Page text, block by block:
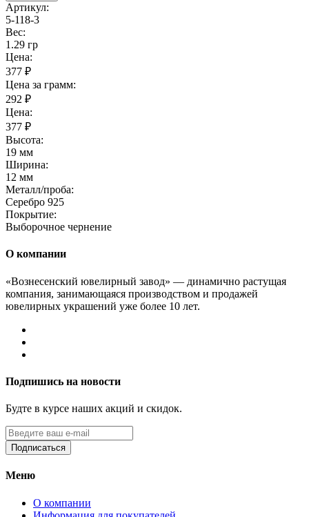
Артикул:
5-118-3
Вес:
1.29 гр
Цена:
377 ₽
Цена за грамм:
292 ₽
Цена:
377 ₽
Высота:
19 мм
Ширина:
12 мм
Металл/проба:
Серебро 925
Покрытие:
Выборочное чернение
О компании
«Вознесенский ювелирный завод» — динамично растущая
компания, занимающаяся производством и продажей
ювелирных украшений уже более 10 лет.
Подпишись на новости
Будте в курсе наших акций и скидок.
Подписаться
Меню
О компании